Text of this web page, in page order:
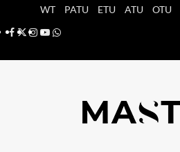
WT PATU ETU ATU OTU
Facebook
X Instagram
YouTube
Whatsapp